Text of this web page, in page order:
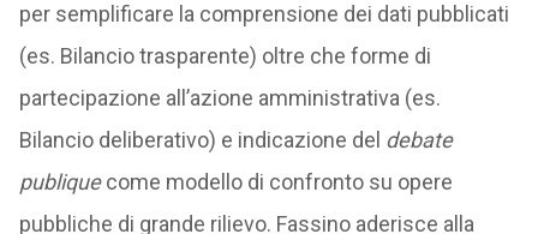
per semplificare la comprensione dei dati pubblicati
(es. Bilancio trasparente) oltre che forme di
partecipazione all’azione amministrativa (es.
Bilancio deliberativo) e indicazione del debate
publiquecome modello di confronto su opere
pubbliche di grande rilievo. Fassino aderisce alla